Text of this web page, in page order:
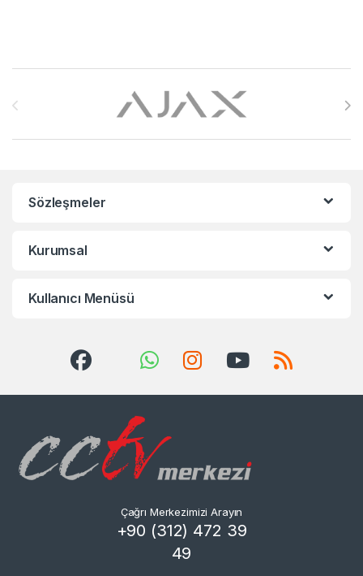
Sözleşmeler
Kurumsal
Kullanıcı Menüsü
Çağrı Merkezimizi Arayın
+90 (312) 472 39
49